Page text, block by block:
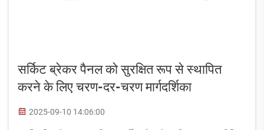
सर्किट ब्रेकर पैनल को सुरक्षित रूप से स्थापित
करने के लिए चरण-दर-चरण मार्गदर्शिका
2025-09-10 14:06:00